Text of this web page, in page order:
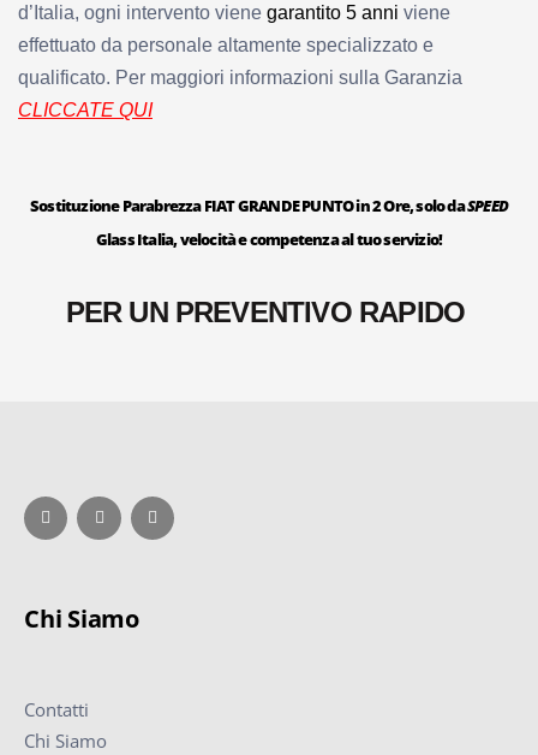
d’Italia, ogni intervento viene garantito 5 anni viene
effettuato da personale altamente specializzato e
qualificato. Per maggiori informazioni sulla Garanzia
CLICCATE QUI
Sostituzione Parabrezza FIAT GRANDE PUNTO in 2 Ore, solo daSPEED
Glass Italia, velocità e competenza al tuo servizio!
PER UN PREVENTIVO RAPIDO
Chi Siamo
Contatti
Chi Siamo